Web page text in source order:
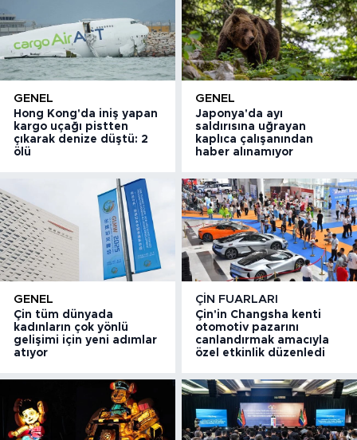
GENEL
Hong Kong'da iniş yapan
kargo uçağı pistten
çıkarak denize düştü: 2
ölü
GENEL
Japonya'da ayı
saldırısına uğrayan
kaplıca çalışanından
haber alınamıyor
GENEL
Çin tüm dünyada
kadınların çok yönlü
gelişimi için yeni adımlar
atıyor
ÇIN FUARLARI
Çin'in Changsha kenti
otomotiv pazarını
canlandırmak amacıyla
özel etkinlik düzenledi